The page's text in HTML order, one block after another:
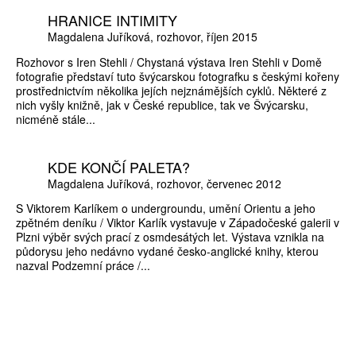
HRANICE INTIMITY
Magdalena Juříková rozhovor říjen 2015
Rozhovor s Iren Stehli / Chystaná výstava Iren Stehli v Domě
fotografie představí tuto švýcarskou fotografku s českými kořeny
prostřednictvím několika jejích nejznámějších cyklů. Některé z
nich vyšly knižně, jak v České republice, tak ve Švýcarsku,
nicméně stále...
KDE KONČÍ PALETA?
Magdalena Juříková rozhovor červenec 2012
S Viktorem Karlíkem o undergroundu, umění Orientu a jeho
zpětném deníku / Viktor Karlík vystavuje v Západočeské galerii v
Plzni výběr svých prací z osmdesátých let. Výstava vznikla na
půdorysu jeho nedávno vydané česko-anglické knihy, kterou
nazval Podzemní práce /...